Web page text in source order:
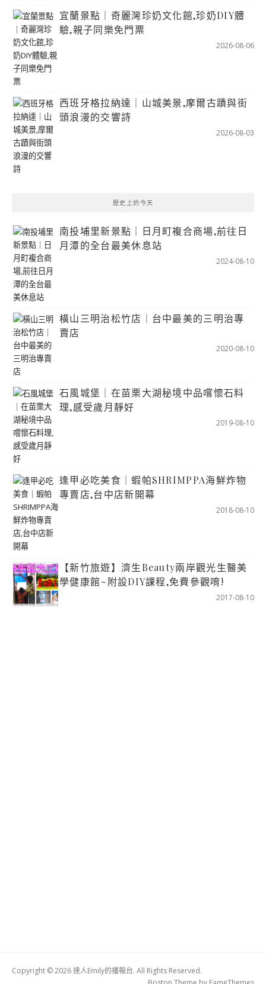
宜蘭景點｜奇麗灣珍奶文化館,珍奶DIY體
驗,親子同樂免門票
2026-08-06
西班牙格拉納達｜山城美景,摩爾古蹟與街
頭浪漫的交響詩
2026-08-03
歷史上的今天
南投埔里新景點｜日月町複合商場,前往日
月潭的全台最美休息站
2024-08-10
橫山三明治松竹店｜台中最美的三明治專
賣店
2020-08-10
石風城堡｜在苗栗大湖秘境中品嚐懷石料
理,感受歲月靜好
2019-08-10
逢甲必吃美食｜蝦帕SHRIMPPA海鮮炸物
專賣店,台中店新開幕
2018-08-10
【新竹旅遊】濟生Beauty兩岸觀光生醫美
學健康館~附設DIY課程,免費參觀唷!
2017-08-10
Copyright © 2026 達人Emily的播報台. All Rights Reserved.